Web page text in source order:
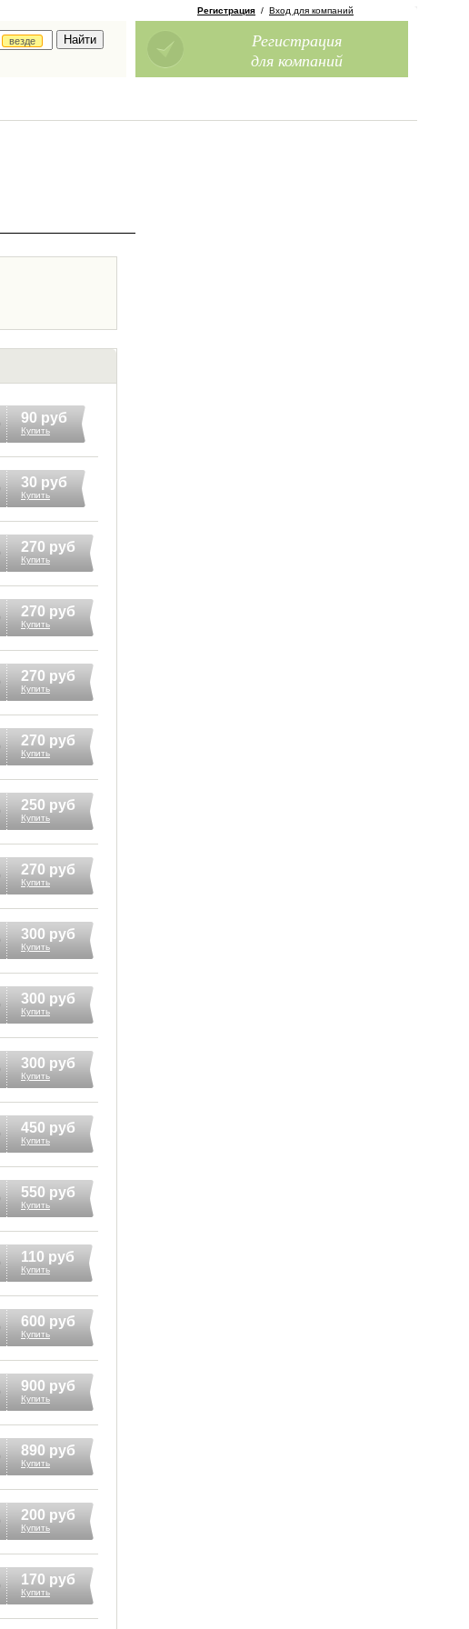
везде
Регистрация / Вход для компаний
Регистрация
для компаний
90 руб
Купить
30 руб
Купить
270 руб
Купить
270 руб
Купить
270 руб
Купить
270 руб
Купить
250 руб
Купить
270 руб
Купить
300 руб
Купить
300 руб
Купить
300 руб
Купить
450 руб
Купить
550 руб
Купить
110 руб
Купить
600 руб
Купить
900 руб
Купить
890 руб
Купить
200 руб
Купить
170 руб
Купить